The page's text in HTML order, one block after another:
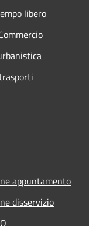
libero
appuntamento
disservizio